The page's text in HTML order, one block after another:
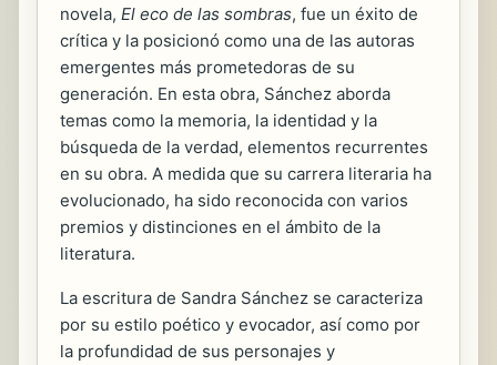
novela, El eco de las sombras, fue un éxito de
crítica y la posicionó como una de las autoras
emergentes más prometedoras de su
generación. En esta obra, Sánchez aborda
temas como la memoria, la identidad y la
búsqueda de la verdad, elementos recurrentes
en su obra. A medida que su carrera literaria ha
evolucionado, ha sido reconocida con varios
premios y distinciones en el ámbito de la
literatura.
La escritura de Sandra Sánchez se caracteriza
por su estilo poético y evocador, así como por
la profundidad de sus personajes y